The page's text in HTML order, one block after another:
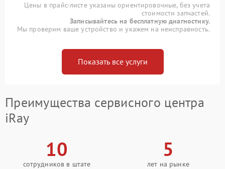
Цены в прайс-листе указаны ориентировочные, без учета
стоимости запчастей.
Записывайтесь на бесплатную диагностику.
Мы проверим ваше устройство и укажем на неисправность.
Показать все услуги
Преимущества сервисного центра
iRay
10
сотрудников в штате
5
лет на рынке